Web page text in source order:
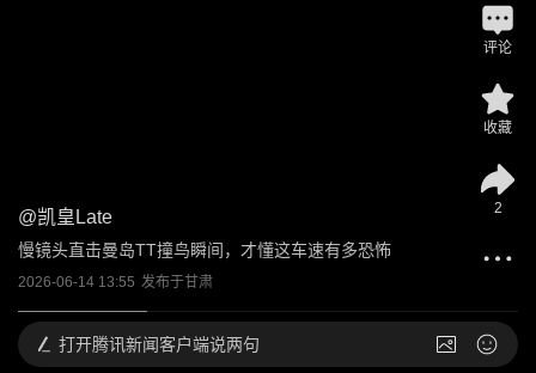
@凯皇Late
慢镜头直击曼岛TT撞鸟瞬间，才懂这车速有多恐怖
2026-06-14 13:55 发布于甘肃
评论
收藏
2
打开腾讯新闻客户端说两句